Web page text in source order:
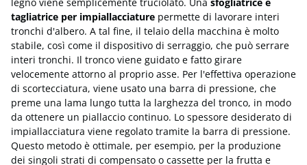
tagliatrice per impiallacciature permette di lavorare interi
tronchi d'albero. A tal fine, il telaio della macchina è molto
stabile, così come il dispositivo di serraggio, che può serrare
interi tronchi. Il tronco viene guidato e fatto girare
velocemente attorno al proprio asse. Per l'effettiva operazione
di scortecciatura, viene usato una barra di pressione, che
preme una lama lungo tutta la larghezza del tronco, in modo
da ottenere un piallaccio continuo. Lo spessore desiderato di
impiallacciatura viene regolato tramite la barra di pressione.
Questo metodo è ottimale, per esempio, per la produzione
dei singoli strati di compensato o cassette per la frutta e